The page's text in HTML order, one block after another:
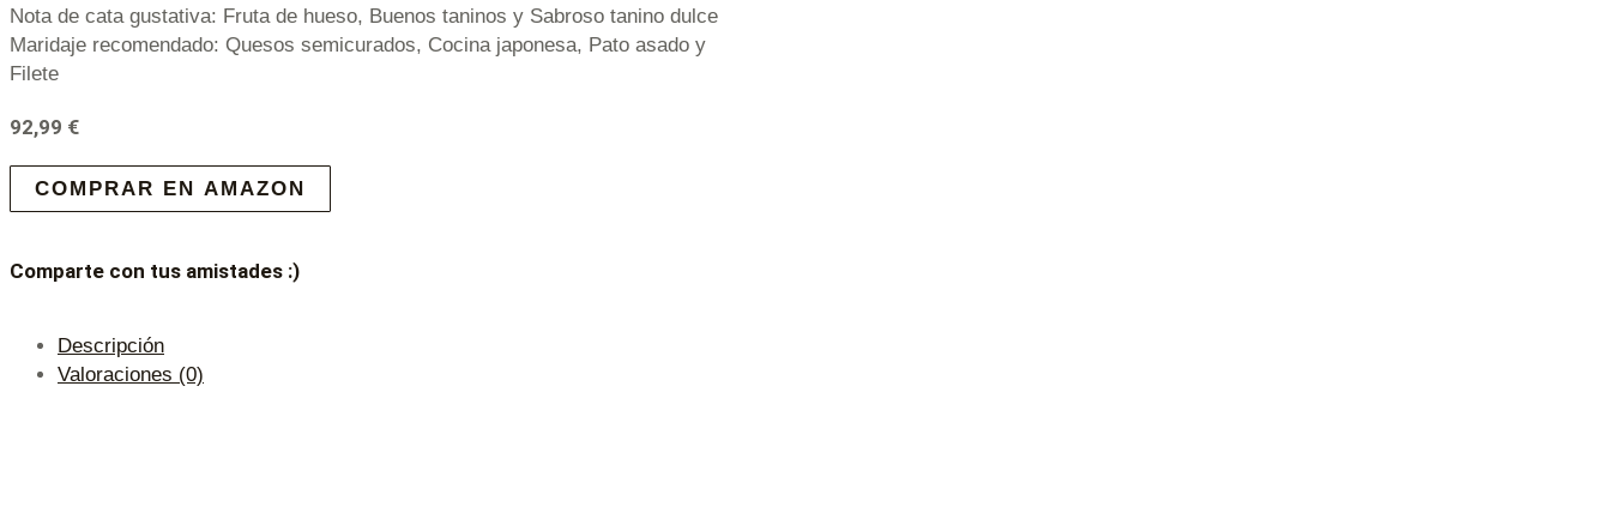
Nota de cata gustativa: Fruta de hueso, Buenos taninos y Sabroso tanino dulce
Maridaje recomendado: Quesos semicurados, Cocina japonesa, Pato asado y
Filete
92,99 €
COMPRAR EN AMAZON
Comparte con tus amistades :)
Descripción
Valoraciones (0)